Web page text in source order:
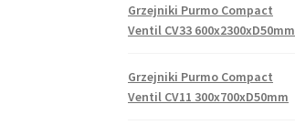
Grzejniki Purmo Compact
Ventil CV33 600x2300xD50mm
Grzejniki Purmo Compact
Ventil CV11 300x700xD50mm